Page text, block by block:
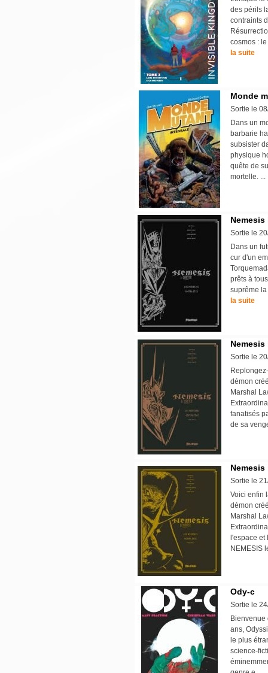
des périls
contraints
cosmos :
la suite
Monde
Sortie le
Dans un
barbarie
subsister
physique
quête de
mortelle.
Nemesis
Sortie le
Dans un
cur d'un
prêts à
suprême
la suite
Nemesis
Sortie le
démon
Marshal
fanatisés
de sa
Nemesis
Sortie le
Voici enfin
démon
Marshal
l'espace
NEMESIS
Ody-c
Sortie le
Bienvenue
ans,
le plus
science-